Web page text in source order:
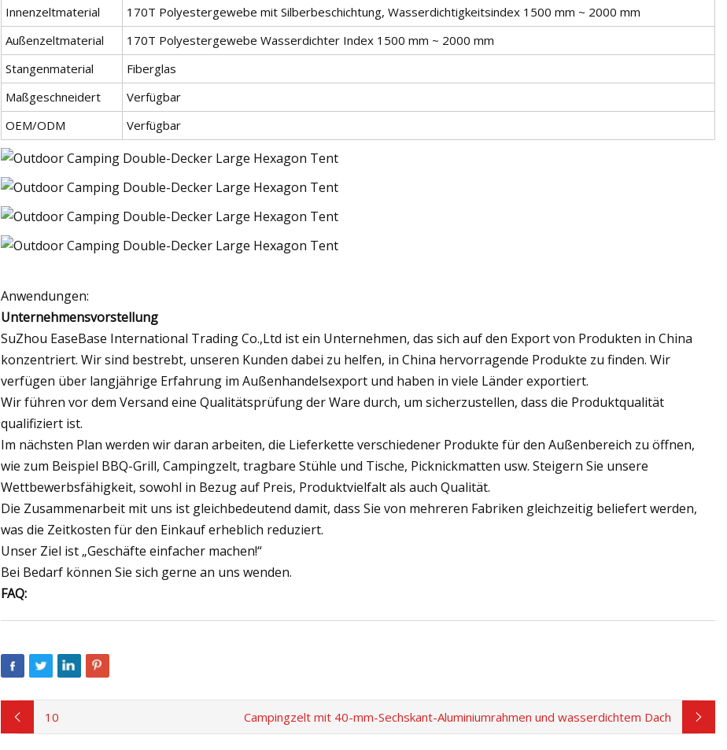
Innenzeltmaterial
170T Polyestergewebe mit Silberbeschichtung, Wasserdichtigkeitsindex 1500 mm ~ 2000 mm
Außenzeltmaterial
170T Polyestergewebe Wasserdichter Index 1500 mm ~ 2000 mm
Stangenmaterial
Fiberglas
Maßgeschneidert
Verfügbar
OEM/ODM
Verfügbar
Anwendungen:
Unternehmensvorstellung
SuZhou EaseBase International Trading Co.,Ltd ist ein Unternehmen, das sich auf den Export von Produkten in China
konzentriert. Wir sind bestrebt, unseren Kunden dabei zu helfen, in China hervorragende Produkte zu finden. Wir
verfügen über langjährige Erfahrung im Außenhandelsexport und haben in viele Länder exportiert.
Wir führen vor dem Versand eine Qualitätsprüfung der Ware durch, um sicherzustellen, dass die Produktqualität
qualifiziert ist.
Im nächsten Plan werden wir daran arbeiten, die Lieferkette verschiedener Produkte für den Außenbereich zu öffnen,
wie zum Beispiel BBQ-Grill, Campingzelt, tragbare Stühle und Tische, Picknickmatten usw. Steigern Sie unsere
Wettbewerbsfähigkeit, sowohl in Bezug auf Preis, Produktvielfalt als auch Qualität.
Die Zusammenarbeit mit uns ist gleichbedeutend damit, dass Sie von mehreren Fabriken gleichzeitig beliefert werden,
was die Zeitkosten für den Einkauf erheblich reduziert.
Unser Ziel ist „Geschäfte einfacher machen!“
Bei Bedarf können Sie sich gerne an uns wenden.
FAQ:
10 Campingzelt mit 40-mm-Sechskant-Aluminiumrahmen und wasserdichtem Dach